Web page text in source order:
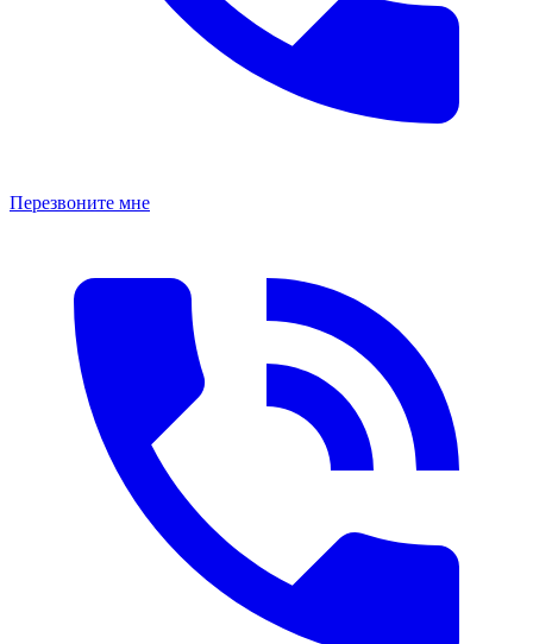
Перезвоните мне